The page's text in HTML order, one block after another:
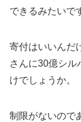
できるみたいで
寄付はいいんだ
さんに30億シル
けでしょうか。
制限がないので